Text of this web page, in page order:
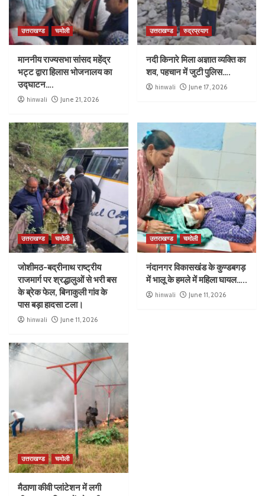
उत्तराखण्ड चमोली
माननीय राज्यसभा सांसद महेंद्र
भट्ट द्वारा हिलास भोजनालय का
उद्घाटन….
hinwali June 21, 2026
उत्तराखण्ड रुद्रप्रयाग
नदी किनारे मिला अज्ञात व्यक्ति का
शव, पहचान में जुटी पुलिस….
hinwali June 17, 2026
उत्तराखण्ड चमोली
जोशीमठ-बद्रीनाथ राष्ट्रीय
राजमार्ग पर श्रद्धालुओं से भरी बस
के ब्रेक फेल, बिनाकुली गांव के
पास बड़ा हादसा टला।
hinwali June 11, 2026
उत्तराखण्ड चमोली
नंदानगर विकासखंड के कुण्डबगड़
में भालू के हमले में महिला घायल…..
hinwali June 11, 2026
उत्तराखण्ड चमोली
मैठाणा कीवी प्लांटेशन में लगी